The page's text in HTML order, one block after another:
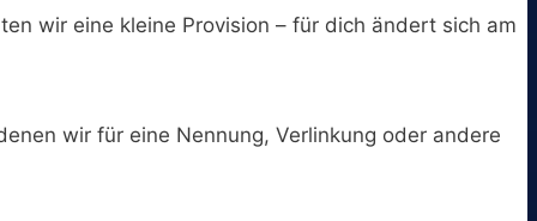
wir eine kleine Provision – für dich ändert sich am
wir für eine Nennung, Verlinkung oder andere